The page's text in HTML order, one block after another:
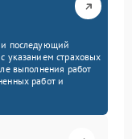
и последующий
указанием страховых
выполнения работ
работ и